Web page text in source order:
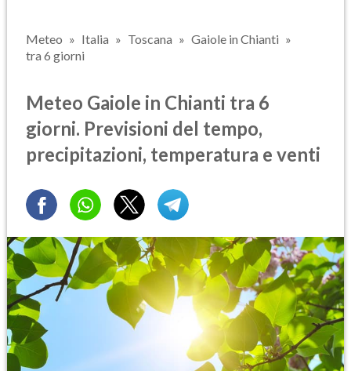
Meteo Italia Toscana
Gaiole in Chianti
tra 6 giorni
Meteo Gaiole in Chianti tra 6
giorni. Previsioni del tempo,
precipitazioni, temperatura e venti